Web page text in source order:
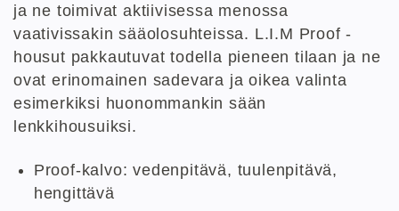
ja ne toimivat aktiivisessa menossa
vaativissakin sääolosuhteissa. L.I.M Proof -
housut pakkautuvat todella pieneen tilaan ja ne
ovat erinomainen sadevara ja oikea valinta
esimerkiksi huonommankin sään
lenkkihousuiksi.
Proof-kalvo: vedenpitävä, tuulenpitävä,
hengittävä